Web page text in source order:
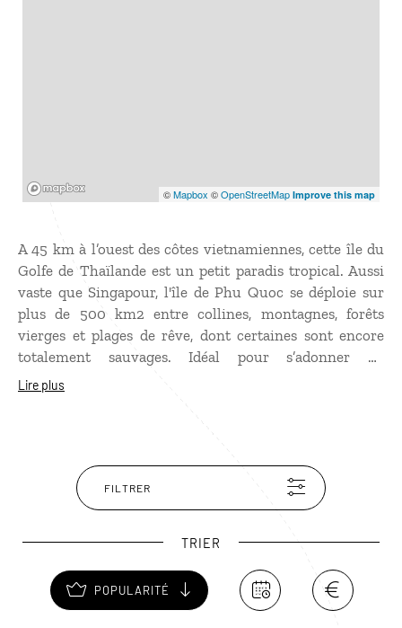
©Mapbox ©OpenStreetMap Improve this map
A 45 km à l’ouest des côtes vietnamiennes, cette île du
Golfe de Thaïlande est un petit paradis tropical. Aussi
vaste que Singapour, l'île de Phu Quoc se déploie sur
plus de 500 km2 entre collines, montagnes, forêts
vierges et plages de rêve, dont certaines sont encore
totalement sauvages. Idéal pour s’adonner au
snorkeling et à la plongée, cette île nature est aussi une
visite d’une ferme perlière, l’une des spécialités de Phu
Lire plus
FILTRER
TRIER
POPULARITÉ